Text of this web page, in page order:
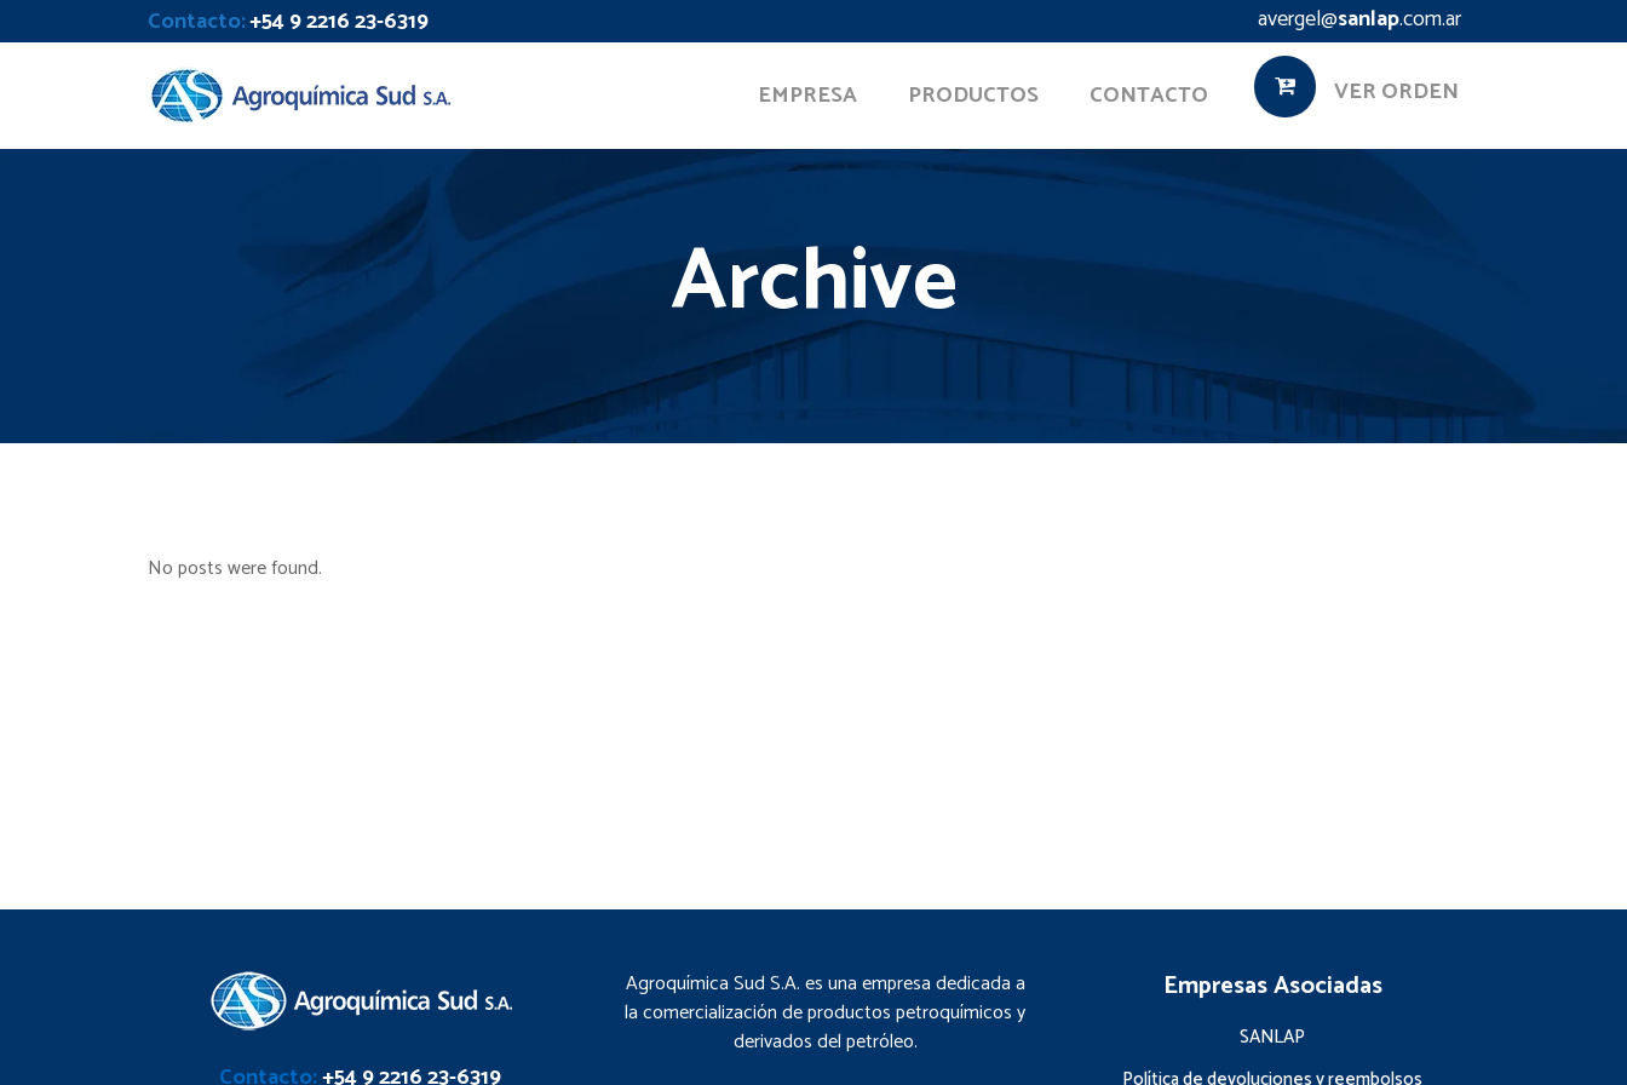
Contacto:+54 9 2216 23-6319 avergel@sanlap.com.ar
VER ORDEN
EMPRESA PRODUCTOS CONTACTO
Archive
No posts were found.
Contacto:+54 9 2216 23-6319
Agroquímica Sud S.A. es una empresa dedicada a
la comercialización de productos petroquímicos y
derivados del petróleo.
Empresas Asociadas
SANLAP